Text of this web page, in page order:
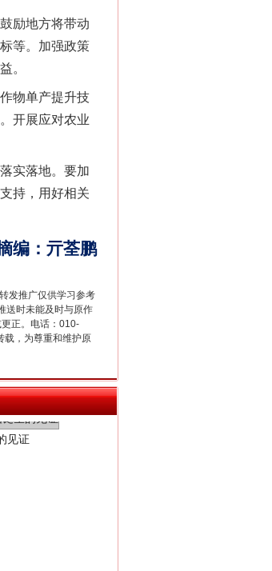
励地方将带动
等。加强政策
。
物单产提升技
开展应对农业
实落地。要加
持，用好相关
编 ： 亓荃鹏
发推广仅供学习参考
送时未能及时与原作
正。电话：010-
载，为尊重和维护原
纠纷